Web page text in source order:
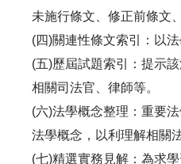
未施行條文、修正前條文
(四)關連性條文索引：以
(五)歷屆試題索引：提示
相關司法官、律師等。
(六)法學概念整理：重要
法學概念，以利理解相關
(七)精選實務見解：為求